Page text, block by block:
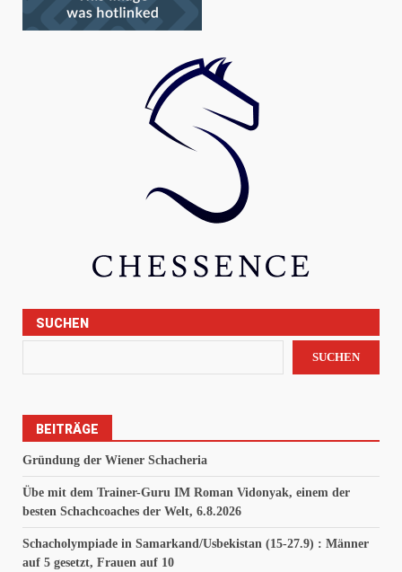
SUCHEN
SUCHEN
BEITRÄGE
Gründung der Wiener Schacheria
Übe mit dem Trainer-Guru IM Roman Vidonyak, einem der
besten Schachcoaches der Welt, 6.8.2026
Schacholympiade in Samarkand/Usbekistan (15-27.9) : Männer
auf 5 gesetzt, Frauen auf 10